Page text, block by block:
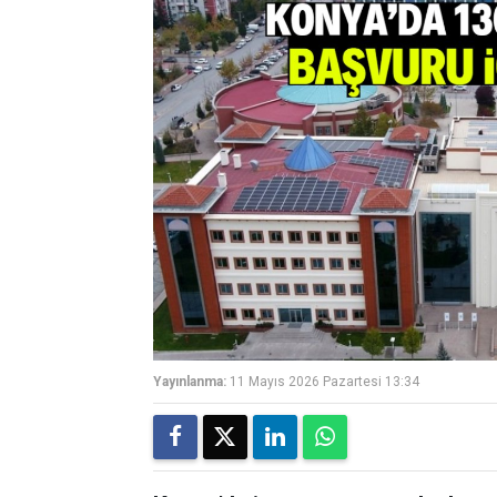
Yayınlanma: 11 Mayıs 2026 Pazartesi 13:34